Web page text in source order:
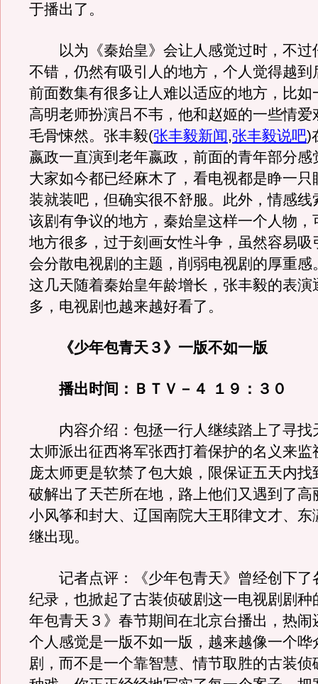
于播出了。
以为《秦始皇》会让人感觉过时，不过
不错，仍然有吸引人的地方，个人觉得越到
前面数集有很多让人难以适应的地方，比如
高明老师扮演吕不韦，他和赵姬的一些情爱
毛骨悚然。张丰毅(张丰毅新闻,张丰毅说吧)
嬴政一直演到老年嬴政，前面的青年部分感
大家如今都已经麻木了，看电视都是睁一只
装就装吧，但确实很不舒服。此外，情感线
该剧有争议的地方，秦始皇这样一个人物，
地方很多，过于刻画女性斗争，虽然容易吸
会分散电视剧的主题，削弱电视剧的厚重感
这几天随着秦始皇年龄增长，张丰毅的表演
多，电视剧也越来越好看了。
《少年包青天３》一版不如一版
播出时间：ＢＴＶ－４ １９：３０
内容介绍：包拯一行人继续踏上了寻找
太师派出征西将军张西打着保护的名义来监
庞太师更是软禁了包大娘，限保证五天内找
破解出了天芒所在地，路上他们又遇到了高
小风筝和封大、辽国南院大王耶律文才、东
继出现。
记者点评：《少年包青天》曾经创下了
纪录，也掀起了古装侦破剧这一电视剧剧种
年包青天３》春节期间在北京台播出，热闹
个人感觉是一版不如一版，越来越像一个哗
剧，而不是一个靠智慧、情节取胜的古装侦